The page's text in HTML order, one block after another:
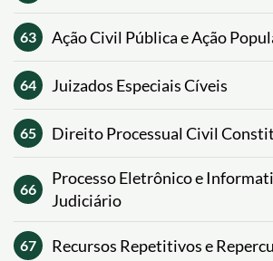
63 Ação Civil Pública e Ação
64 Juizados Especiais Cíveis
65 Direito Processual Civil
66
Processo Eletrônico e
Judiciário
67 Recursos Repetitivos e